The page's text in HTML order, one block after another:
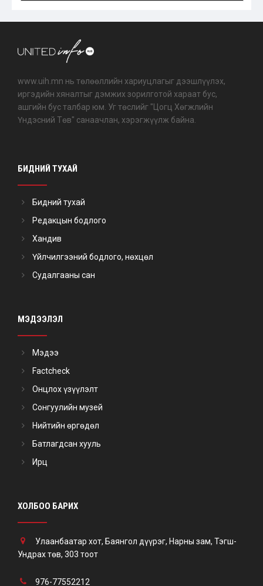
www.uih.mn нь төлөөллийн хариуцлагыг дээшлүүлэх,
иргэдийн хяналтыг дэмжих зорилготой хараат бус,
ашгийн бус талбар юм. Уг төслийг "Цогц Хөгжлийн
Үндэсний Төв" санаачлан, хэрэгжүүлж байна.
БИДНИЙ ТУХАЙ
Бидний тухай
Редакцын бодлого
Хандив
Үйлчилгээний бодлого, нөхцөл
Судалгааны сан
МЭДЭЭЛЭЛ
Мэдээ
Factcheck
Онцлох үзүүлэлт
Сонгуулийн музей
Нийтийн өргөдөл
Батлагдсан хууль
Ирц
ХОЛБОО БАРИХ
Улаанбаатар хот, Баянгол дүүрэг, Нарны зам, Тэгш-
Ундрах төв, 303 тоот
976-77552212